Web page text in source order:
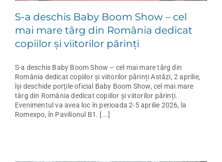
S-a deschis Baby Boom Show – cel
mai mare târg din România dedicat
copiilor și viitorilor părinți
S-a deschis Baby Boom Show – cel mai mare târg din
România dedicat copiilor și viitorilor părinți Astăzi, 2 aprilie,
îşi deschide porţile oficial Baby Boom Show, cel mai mare
târg din România dedicat copiilor și viitorilor părinți.
Evenimentul va avea loc în perioada 2-5 aprilie 2026, la
Romexpo, în Pavilionul B1. [...]